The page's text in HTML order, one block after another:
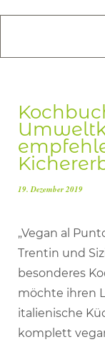
19. Dezember 2019
„Vegan al
Trentin und
besonderes
möchte ihren
italienische
komplett